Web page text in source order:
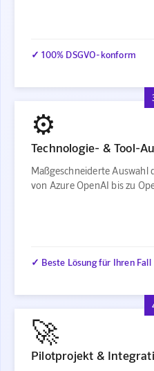
✓ 100% DSGVO-konform
⚙️
Technologie- & Tool-
Maßgeschneiderte
von Azure OpenAI bis zu
✓ Beste Lösung für Ihren Fall
🚀
Pilotprojekt &